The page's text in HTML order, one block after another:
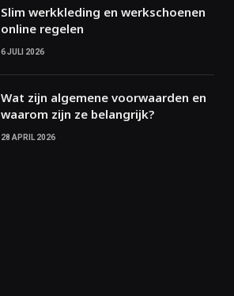
Slim werkkleding en werkschoenen
online regelen
6 JULI 2026
Wat zijn algemene voorwaarden en
waarom zijn ze belangrijk?
28 APRIL 2026